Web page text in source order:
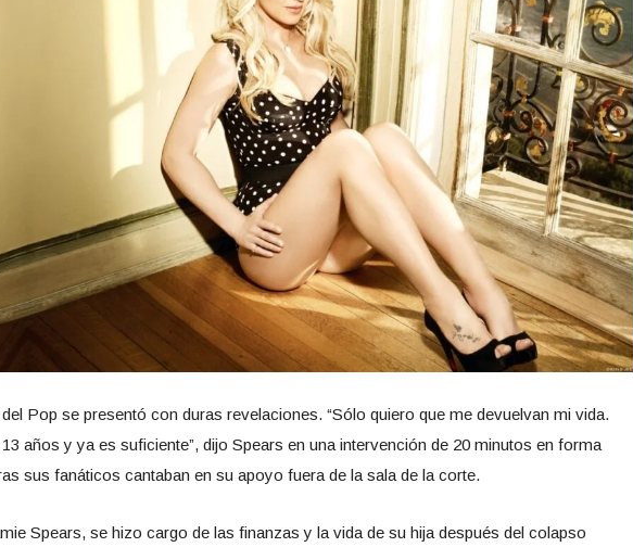
Pop se presentó con duras revelaciones. “Sólo quiero que me devuelvan mi vida.
años y ya es suficiente”, dijo Spears en una intervención de 20 minutos en forma
sus fanáticos cantaban en su apoyo fuera de la sala de la corte.
Spears, se hizo cargo de las finanzas y la vida de su hija después del colapso